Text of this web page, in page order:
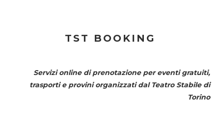
TST BOOKING
Servizi online di prenotazione per eventi gratuiti,
trasporti e provini organizzati dal Teatro Stabile di
Torino